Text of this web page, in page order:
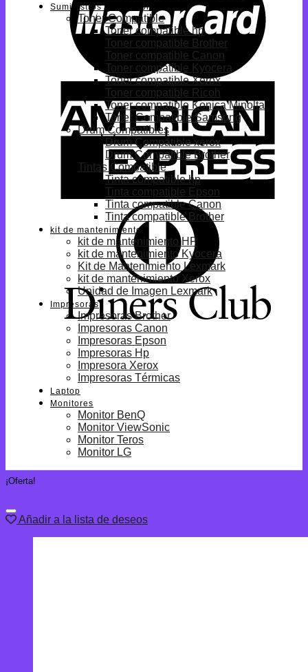
Suministros Compatibles
Toner Compatible
Toner compatible hp
Toner compatible Brother
Toner compatible Canon
Toner compatible Kyocera
Toner compatible Xerox
Toner compatible Ricoh
Toner compatible Konica Minolta
Toner Compatible Samsung
Drum Compatibles
Drum Compatible xerox
Drum Compatible Brother
Tintas Compatible
Tinta compatible hp
Tinta compatible Epson
Tinta compatible Canon
Tinta compatible Brother
kit de mantenimiento
kit de mantenimiento HP
kit de mantenimiento Kyocera
Kit de Mantenimiento Lexmark
kit de mantenimiento Xerox
Unidad de Imagen Lexmark
Impresoras
Impresoras Brother
Impresoras Canon
Impresoras Epson
Impresoras Hp
Impresora Xerox
Impresoras Térmicas
Laptop
Monitores
Monitor BenQ
Monitor ViewSonic
Monitor Teros
Monitor LG
¡Oferta!
Añadir a la lista de deseos